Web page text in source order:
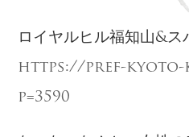
ロイヤルヒル福知山&ス
https://pref-kyoto-
p=3590